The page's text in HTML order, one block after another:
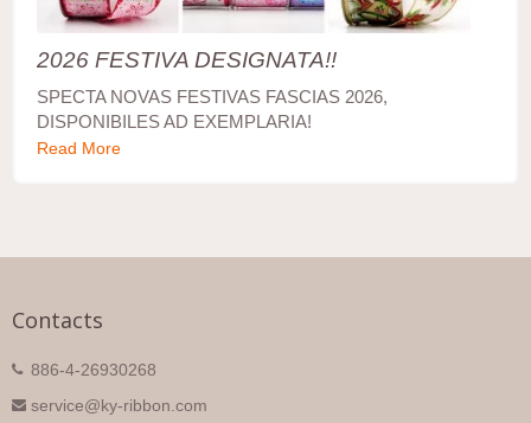
2026 FESTIVA DESIGNATA!!
SPECTA NOVAS FESTIVAS FASCIAS 2026,
DISPONIBILES AD EXEMPLARIA!
Read More
Contacts
886-4-26930268
service@ky-ribbon.com